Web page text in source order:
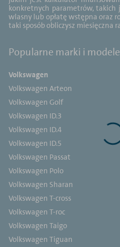
konkretnych parametrów, takich
wlasny lub opłatę wstępna oraz
taki sposób obliczysz miesięczna
Popularne marki i modele
Volkswagen
Volkswagen Arteon
Volkswagen Golf
Volkswagen ID.3
Volkswagen ID.4
Volkswagen ID.5
Volkswagen Passat
Volkswagen Polo
Volkswagen Sharan
Volkswagen T-cross
Volkswagen T-roc
Volkswagen Taigo
Volkswagen Tiguan